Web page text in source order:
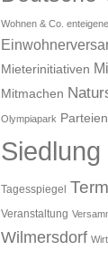
Wohnen & Co.
Mieterinitiativen
Mitmachen
Olympiapark Parteien
Tagesspiegel
Veranstaltung
Wilmersdorf